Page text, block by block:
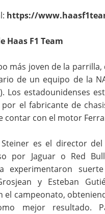
https://
Haas F1 Team
más joven de la
de un equipo de la
Los estadounidenses
por el fabricante de
contar con el motor
es el director del
por Jaguar o Red
experimentaron
y Esteban
el campeonato,
mejor resultado.